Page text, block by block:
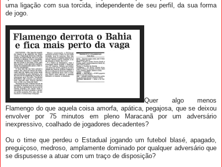
uma ligação com sua torcida, independente de seu perfil, da sua forma
de jogo.
Quer algo menos
Flamengo do que aquela coisa amorfa, apática, pegajosa, que se deixou
envolver por 75 minutos em pleno Maracanã por um adversário
inexpressivo, coalhado de jogadores decadentes?
Ou o time que perdeu o Estadual jogando um futebol blasé, apagado,
preguiçoso, medroso, amplamente dominado por qualquer adversário que
se dispusesse a atuar com um traço de disposição?